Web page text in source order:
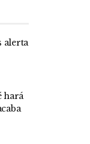
alerta
hará